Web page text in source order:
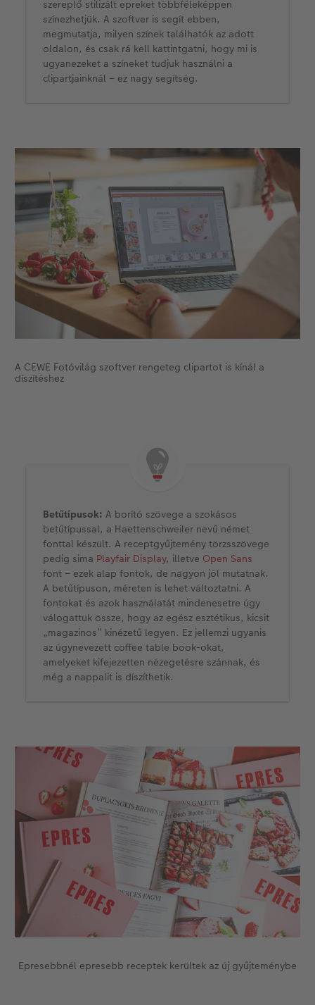
szereplő stilizált epreket többféleképpen
színezhetjük. A szoftver is segít ebben,
megmutatja, milyen színek találhatók az adott
oldalon, és csak rá kell kattintgatni, hogy mi is
ugyanezeket a színeket tudjuk használni a
clipartjainknál – ez nagy segítség.
A CEWE Fotóvilág szoftver rengeteg clipartot is kínál a
díszítéshez
Betűtípusok: A borító szövege a szokásos
betűtípussal, a Haettenschweiler nevű német
fonttal készült. A receptgyűjtemény törzsszövege
pedig sima Playfair Display, illetve Open Sans
font – ezek alap fontok, de nagyon jól mutatnak.
A betűtípuson, méreten is lehet változtatni. A
fontokat és azok használatát mindenesetre úgy
válogattuk össze, hogy az egész esztétikus, kicsit
„magazinos” kinézetű legyen. Ez jellemzi ugyanis
az úgynevezett coffee table book-okat,
amelyeket kifejezetten nézegetésre szánnak, és
még a nappalit is díszíthetik.
Epresebbnél epresebb receptek kerültek az új gyűjteménybe